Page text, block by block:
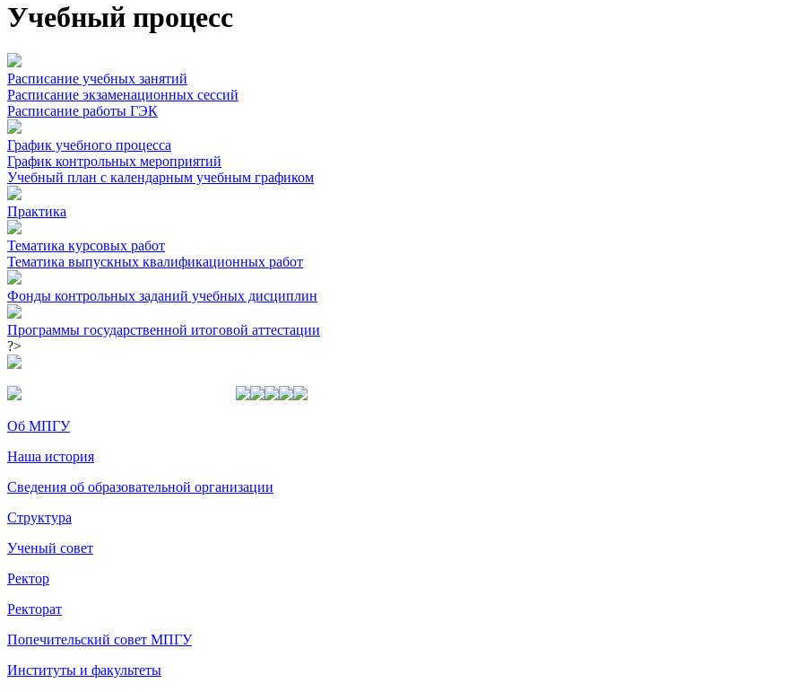
Учебный процесс
Расписание учебных занятий
Расписание экзаменационных сессий
Расписание работы ГЭК
График учебного процесса
График контрольных мероприятий
Учебный план с календарным учебным графиком
Практика
Тематика курсовых работ
Тематика выпускных квалификационных работ
Фонды контрольных заданий учебных дисциплин
Программы государственной итоговой аттестации
?>
Об МПГУ
Наша история
Сведения об образовательной организации
Структура
Ученый совет
Ректор
Ректорат
Попечительский совет МПГУ
Институты и факультеты